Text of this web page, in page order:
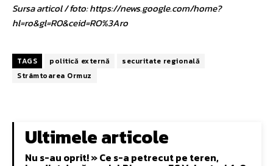
Sursa articol / foto: https://news.google.com/home?
hl=ro&gl=RO&ceid=RO%3Aro
TAGS politică externă
securitate regională
Strâmtoarea Ormuz
Ultimele articole
Nu s-au oprit! » Ce s-a petrecut pe teren,